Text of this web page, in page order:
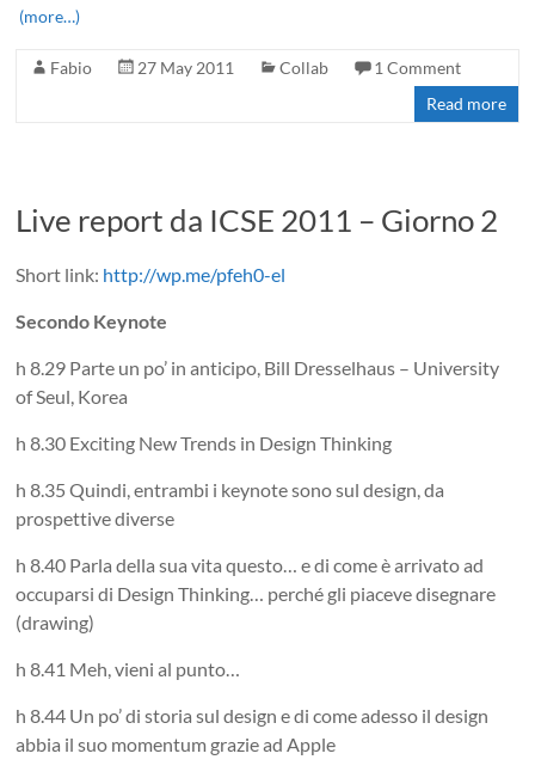
(more…)
Fabio 27 May 2011 Collab
1 Comment
Read more
Live report da ICSE 2011 – Giorno 2
Short link: http://wp.me/pfeh0-el
Secondo Keynote
h 8.29 Parte un po’ in anticipo, Bill Dresselhaus – University
of Seul, Korea
h 8.30 Exciting New Trends in Design Thinking
h 8.35 Quindi, entrambi i keynote sono sul design, da
prospettive diverse
h 8.40 Parla della sua vita questo… e di come è arrivato ad
occuparsi di Design Thinking… perché gli piaceve disegnare
(drawing)
h 8.41 Meh, vieni al punto…
h 8.44 Un po’ di storia sul design e di come adesso il design
abbia il suo momentum grazie ad Apple